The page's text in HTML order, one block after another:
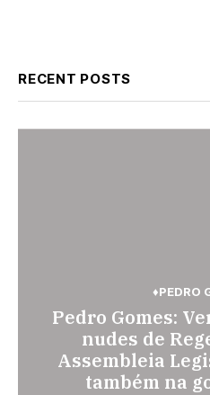
RECENT POSTS
♦PEDRO
Pedágio da
Gabriel do
passa a custar
desta
♦PEDRO
Pedro Gomes:
nudes de
Assembleia
também na
♦PEDRO
Pedro
prende
doméstica;